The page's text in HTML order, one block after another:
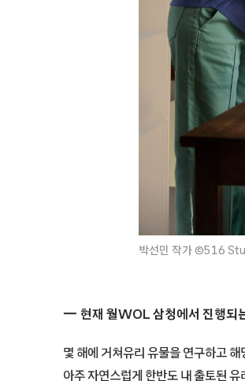
박선민 작가 ©516
현재 월WOL 삼청에서 진행되
몇 해에 거쳐유리 유물을 연구하고
아주 자연스럽게 한반도 내 출토된